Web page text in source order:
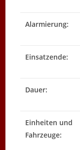
Alarmierung:
Einsatzende:
Dauer:
Einheiten und
Fahrzeuge: